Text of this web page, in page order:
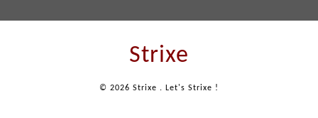
Strixe
© 2026 Strixe . Let's Strixe !